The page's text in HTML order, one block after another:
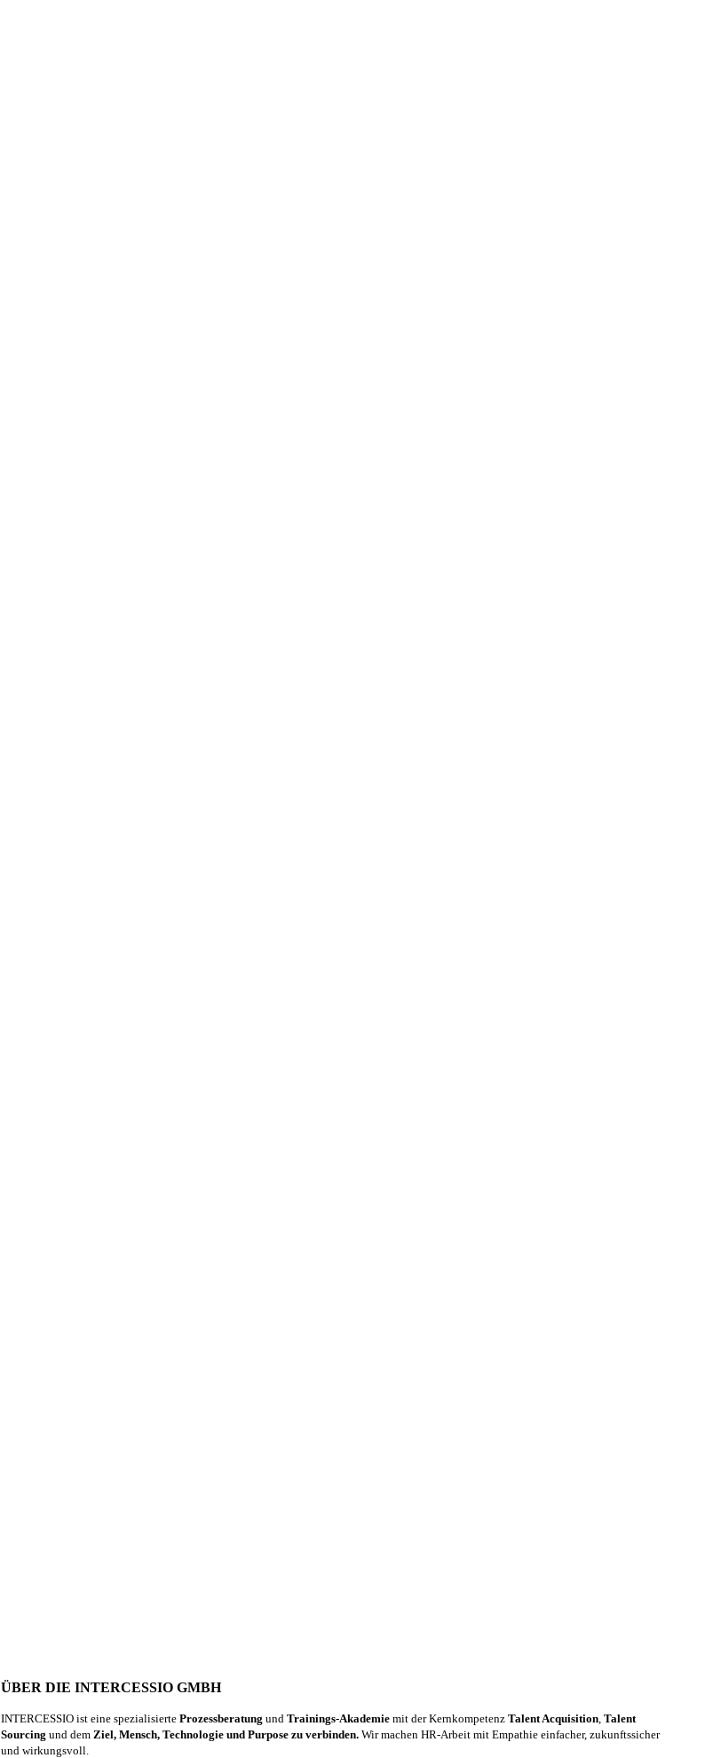
ÜBER DIE INTERCESSIO GMBH
INTERCESSIO ist eine spezialisierte Prozessberatung und Trainings-Akademie mit der Kernkompetenz Talent Acquisition Talent
Sourcing und dem Ziel, Mensch, Technologie und Purpose zu verbinden. Wir machen HR-Arbeit mit Empathie einfacher, zukunftssicher
und wirkungsvoll.